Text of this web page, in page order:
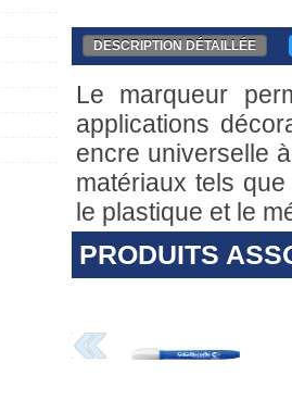
DESCRIPTION DÉTAILLÉE
Le marqueur
applications
encre universelle
matériaux tels
le plastique et le
PRODUITS